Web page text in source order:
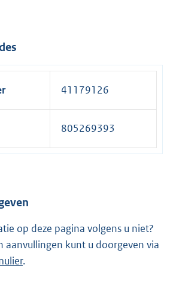
41179126
805269393
op deze pagina volgens u niet?
aanvullingen kunt u doorgeven via
.